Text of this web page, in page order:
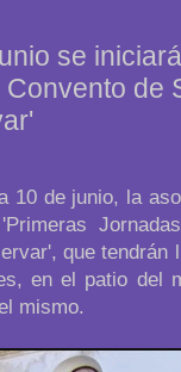
se
de
10 de junio, la
que tendrán
en el patio del
mismo.